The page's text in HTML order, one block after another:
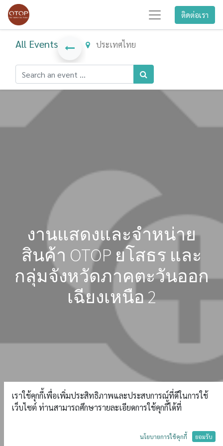
ติดต่อเรา
All Events ประเทศไทย
งานแสดงและจำหน่าย
สินค้า OTOP ยโสธร และ
กลุ่มจังหวัดภาคตะวันออก
เฉียงเหนือ 2
เราใช้คุกกี้เพื่อเพิ่มประสิทธิภาพและประสบการณ์ที่ดีในการใช้
เว็บไซต์ ท่านสามารถศึกษารายละเอียดการใช้คุกกี้ได้ที่
นโยบายการใช้คุกกี้ ยอมรับ